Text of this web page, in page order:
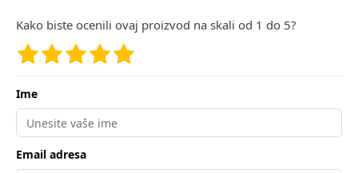
Kako biste ocenili ovaj proizvod na skali od 1 do 5?
Ime
Email adresa